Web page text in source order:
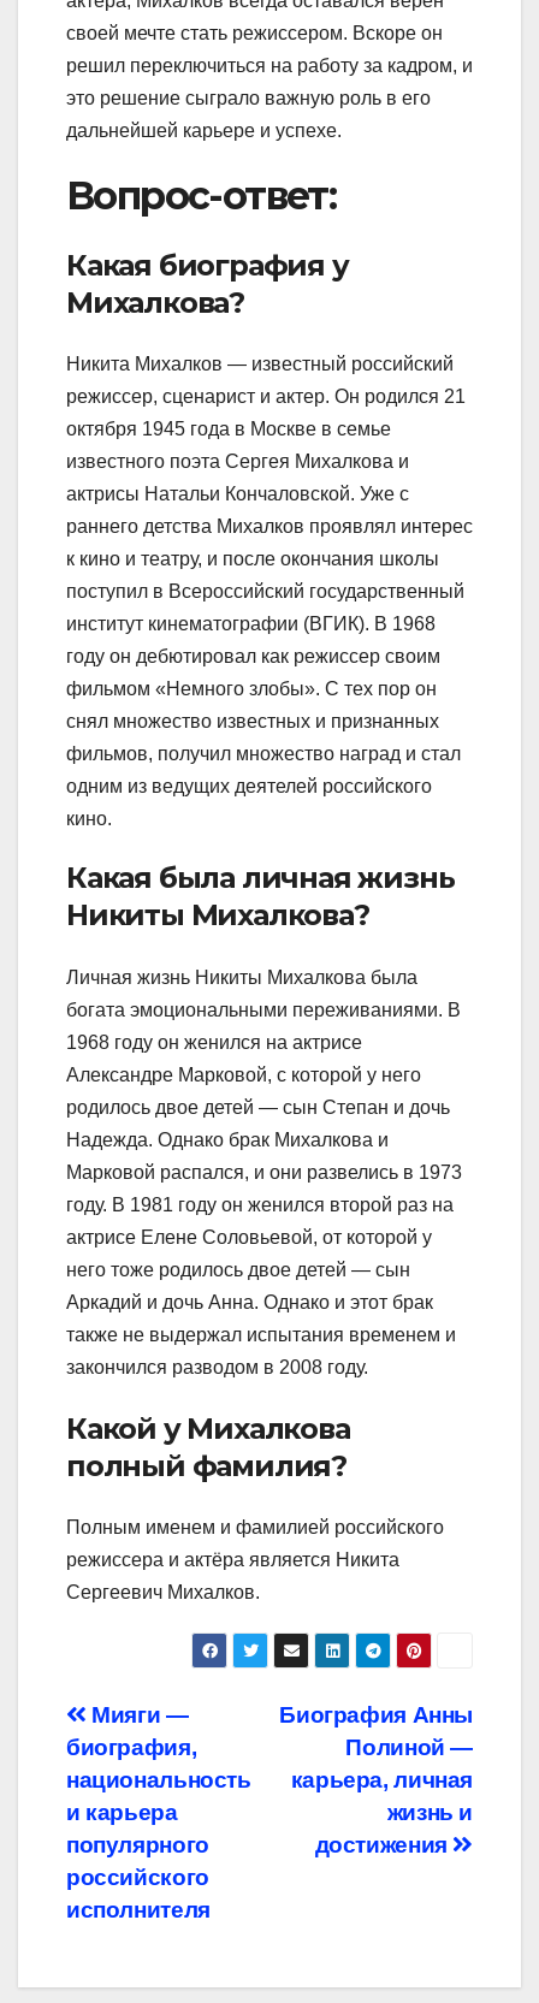
своей мечте стать режиссером. Вскоре он
решил переключиться на работу за кадром, и
это решение сыграло важную роль в его
дальнейшей карьере и успехе.
Вопрос-ответ:
Какая биография у
Михалкова?
Никита Михалков — известный российский
режиссер, сценарист и актер. Он родился 21
октября 1945 года в Москве в семье
известного поэта Сергея Михалкова и
актрисы Натальи Кончаловской. Уже с
раннего детства Михалков проявлял интерес
к кино и театру, и после окончания школы
поступил в Всероссийский государственный
институт кинематографии (ВГИК). В 1968
году он дебютировал как режиссер своим
фильмом «Немного злобы». С тех пор он
снял множество известных и признанных
фильмов, получил множество наград и стал
одним из ведущих деятелей российского
кино.
Какая была личная жизнь
Никиты Михалкова?
Личная жизнь Никиты Михалкова была
богата эмоциональными переживаниями. В
1968 году он женился на актрисе
Александре Марковой, с которой у него
родилось двое детей — сын Степан и дочь
Надежда. Однако брак Михалкова и
Марковой распался, и они развелись в 1973
году. В 1981 году он женился второй раз на
актрисе Елене Соловьевой, от которой у
него тоже родилось двое детей — сын
Аркадий и дочь Анна. Однако и этот брак
также не выдержал испытания временем и
закончился разводом в 2008 году.
Какой у Михалкова
полный фамилия?
Полным именем и фамилией российского
режиссера и актёра является Никита
Сергеевич Михалков.
Навигация
по
записям
Биография Анны
Полиной —
карьера, личная
жизнь и
достижения
Мияги —
биография,
национальность
и карьера
популярного
российского
исполнителя